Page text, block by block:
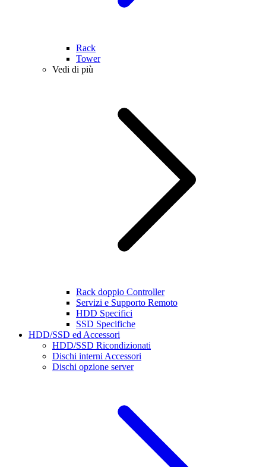
Rack
Tower
Vedi di più
Rack doppio Controller
Servizi e Supporto Remoto
HDD Specifici
SSD Specifiche
HDD/SSD ed Accessori
HDD/SSD Ricondizionati
Dischi interni Accessori
Dischi opzione server